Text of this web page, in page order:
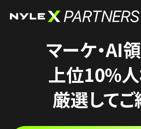
マーケ・AI
上位10%
厳選して